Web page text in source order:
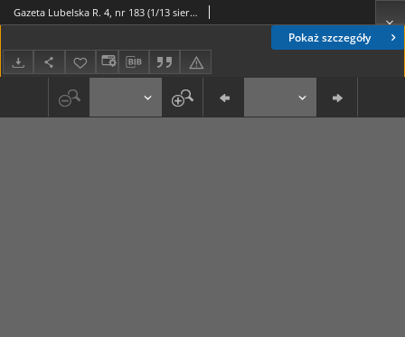
Pokaż szczegóły
Gazeta Lubelska R. 4, nr 183 (1/13 sierp. 1879)